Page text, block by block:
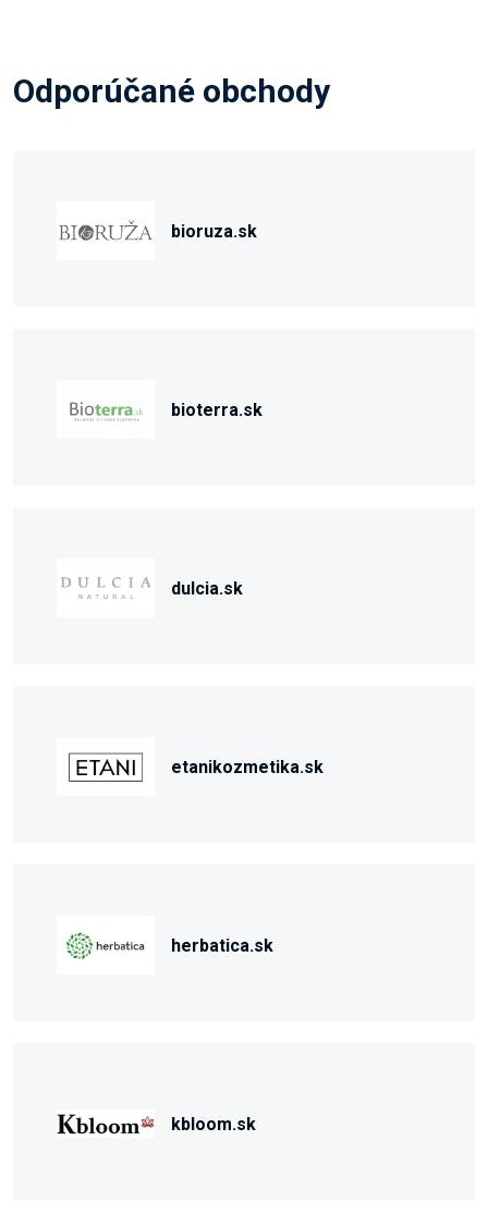
Odporúčané obchody
bioruza.sk
bioterra.sk
dulcia.sk
etanikozmetika.sk
herbatica.sk
kbloom.sk